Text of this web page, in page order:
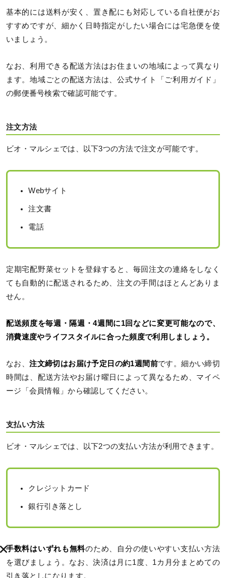
基本的には送料が安く、置き配にも対応している自社便がお
すすめですが、細かく日時指定がしたい場合には宅急便を使
いましょう。
なお、利用できる配送方法はお住まいの地域によって異なり
ます。地域ごとの配送方法は、公式サイト「ご利用ガイド」
の郵便番号検索で確認可能です。
注文方法
ビオ・マルシェでは、以下3つの方法で注文が可能です。
Webサイト
注文書
電話
定期宅配野菜セットを登録すると、毎回注文の連絡をしなく
ても自動的に配送されるため、注文の手間はほとんどありま
せん。
配送頻度を毎週・隔週・4週間に1回などに変更可能なので、
消費速度やライフスタイルに合った頻度で利用しましょう。
なお、注文締切はお届け予定日の約1週間前です。細かい締切
時間は、配送方法やお届け曜日によって異なるため、マイペ
ージ「会員情報」から確認してください。
支払い方法
ビオ・マルシェでは、以下2つの支払い方法が利用できます。
クレジットカード
銀行引き落とし
手数料はいずれも無料のため、自分の使いやすい支払い方法
を選びましょう。なお、決済は月に1度、1カ月分まとめての
引き落としになります。